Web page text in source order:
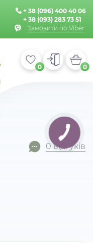
+ 38 (096) 400 40 06
+ 38 (093) 283 73 51
Замовити по Viber
0 0
0 відгуків
КНОПКА
ЗВ'ЯЗКУ